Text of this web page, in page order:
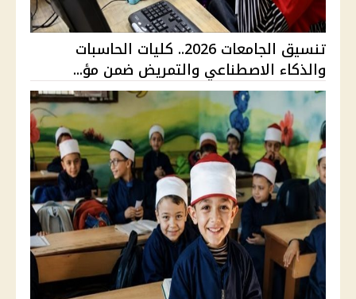
تنسيق الجامعات 2026.. كليات الحاسبات
والذكاء الاصطناعي والتمريض ضمن مؤ...